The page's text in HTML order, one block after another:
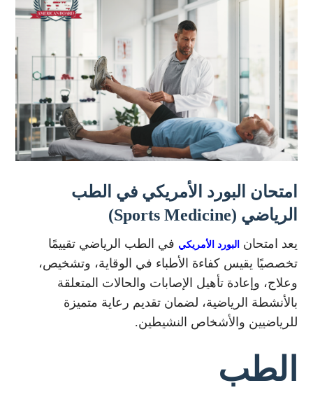
امتحان البورد الأمريكي في الطب
الرياضي (Sports Medicine)
يعد امتحان البورد الأمريكي في الطب الرياضي تقييمًا
تخصصيًا يقيس كفاءة الأطباء في الوقاية، وتشخيص،
وعلاج، وإعادة تأهيل الإصابات والحالات المتعلقة
بالأنشطة الرياضية، لضمان تقديم رعاية متميزة
للرياضيين والأشخاص النشيطين.
الطب